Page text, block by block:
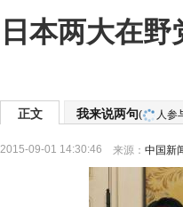
日本两大在
正文 我来说两句( 人参
2015-09-01 14:30:46 来源： 中国新